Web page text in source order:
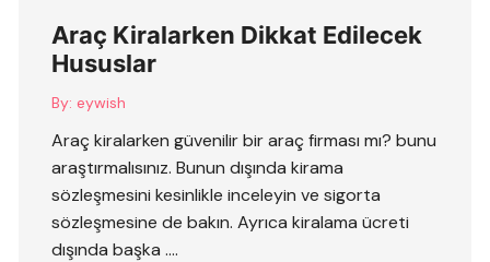
Araç Kiralarken Dikkat Edilecek
Hususlar
By: eywish
Araç kiralarken güvenilir bir araç firması mı? bunu
araştırmalısınız. Bunun dışında kirama
sözleşmesini kesinlikle inceleyin ve sigorta
sözleşmesine de bakın. Ayrıca kiralama ücreti
dışında başka ….